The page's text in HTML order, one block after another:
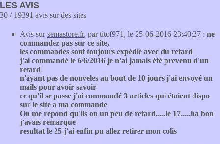
LES AVIS
30 / 19391 avis sur des sites
Avis sursemastore.fr, par titof971, le 25-06-2016 23:40:27 : ne
commandez pas sur ce site,
les commandes sont toujours expédié avec du retard
j'ai commandé le 6/6/2016 je n'ai jamais été prevenu d'un
retard
n'ayant pas de nouveles au bout de 10 jours j'ai envoyé un
mails pour avoir savoir
ce qu'il se passe j'ai commandé 3 articles qui étaient dispo
sur le site a ma commande
On me repond qu'ils on un peu de retard.....le 17.....ha bon
j'avais remarqué
resultat le 25 j'ai enfin pu allez retirer mon colis